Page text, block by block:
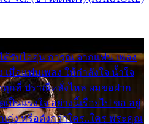
รับไออุ่น การุณ จากแฟน เพลง
เมื่อแฟนเพลง ให้กำลังใจ น้ำใจ
ทุกที่ ปราณีหลั่งไหล ผมขอฝาก
เป็นแรงใจ อย่างนี้เรื่อยไป ขอ อยู่
เก่ง หรือดังกว่าใคร..ใคร พระคุณ